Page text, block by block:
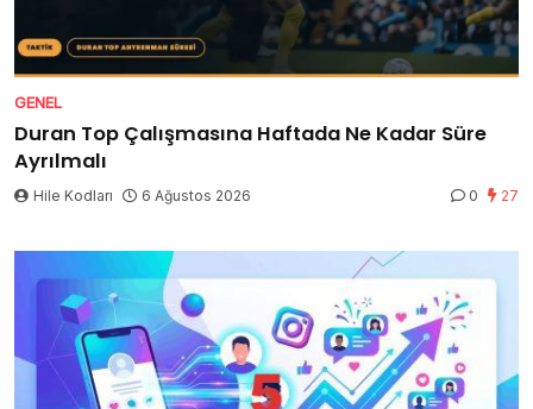
GENEL
Duran Top Çalışmasına Haftada Ne Kadar Süre
Ayrılmalı
Hile Kodları 6 Ağustos 2026 0 27